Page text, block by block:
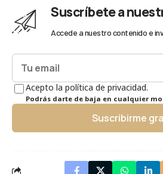
Suscríbete a
Accede a nuestro contenido e
Acepto la política de privacidad.
Podrás darte de baja en cualquier
Suscribirme